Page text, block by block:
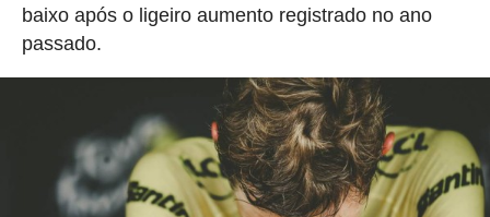
baixo após o ligeiro aumento registrado no ano
passado.